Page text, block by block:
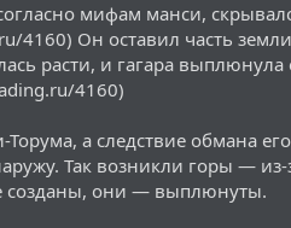
мифам манси,
4160) Он оставил часть
расти, и гагара
4160)
а следствие обмана
Так возникли горы —
созданы, они — выплюнуты.